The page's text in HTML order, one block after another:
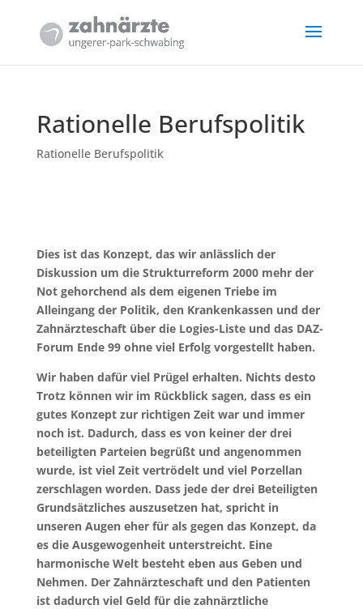
Rationelle Berufspolitik
Rationelle Berufspolitik
Dies ist das Konzept, das wir anlässlich der
Diskussion um die Strukturreform 2000 mehr der
Not gehorchend als dem eigenen Triebe im
Alleingang der Politik, den Krankenkassen und der
Zahnärzteschaft über die Logies-Liste und das DAZ-
Forum Ende 99 ohne viel Erfolg vorgestellt haben.
Wir haben dafür viel Prügel erhalten. Nichts desto
Trotz können wir im Rückblick sagen, dass es ein
gutes Konzept zur richtigen Zeit war und immer
noch ist. Dadurch, dass es von keiner der drei
beteiligten Parteien begrüßt und angenommen
wurde, ist viel Zeit vertrödelt und viel Porzellan
zerschlagen worden. Dass jede der drei Beteiligten
Grundsätzliches auszusetzen hat, spricht in
unseren Augen eher für als gegen das Konzept, da
es die Ausgewogenheit unterstreicht. Eine
harmonische Welt besteht eben aus Geben und
Nehmen. Der Zahnärzteschaft und den Patienten
ist dadurch viel Geld für die zahnärztliche